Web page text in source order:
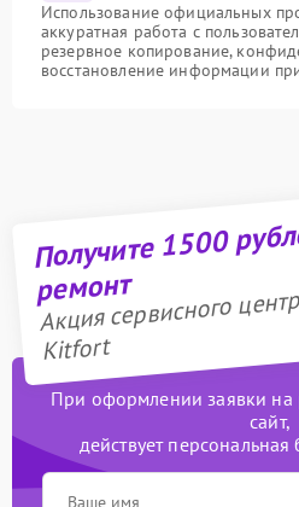
Использование официальных
аккуратная работа с
резервное копирование,
восстановление информации
Получите 1500
ремонт
Акция сервисного
Kitfort
При оформлении заявки на
сайт,
действует